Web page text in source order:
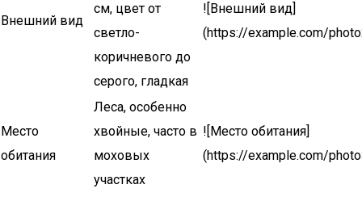
Внешний вид
см, цвет от
светло-
коричневого до
серого, гладкая
![Внешний вид]
(https://example.com/
Место
обитания
Леса, особенно
хвойные, часто в
моховых
участках
![Место обитания]
(https://example.com/